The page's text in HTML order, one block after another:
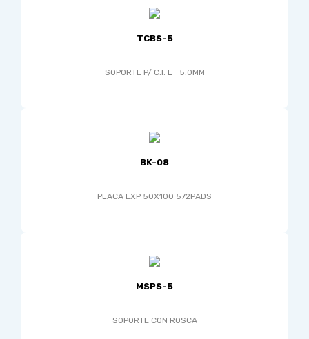
TCBS-5
SOPORTE P/ C.I. L= 5.0MM
BK-08
PLACA EXP 50X100 572PADS
MSPS-5
SOPORTE CON ROSCA